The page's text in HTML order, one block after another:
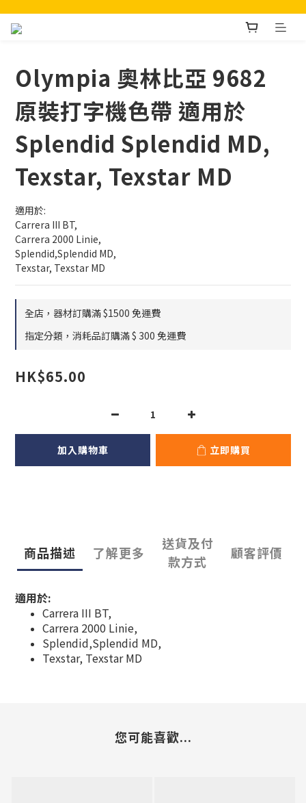
Olympia 奧林比亞 9682
原裝打字機色帶 適用於
Splendid Splendid MD,
Texstar, Texstar MD
適用於:
Carrera III BT,
Carrera 2000 Linie,
Splendid,Splendid MD,
Texstar, Texstar MD
全店，器材訂購滿 $1500 免運費
指定分類，消耗品訂購滿 $ 300 免運費
HK$65.00
加入購物車 立即購買
商品描述 了解更多
送貨及付
款方式
顧客評價
適用於:
Carrera III BT,
Carrera 2000 Linie,
Splendid,Splendid MD,
Texstar, Texstar MD
您可能喜歡...